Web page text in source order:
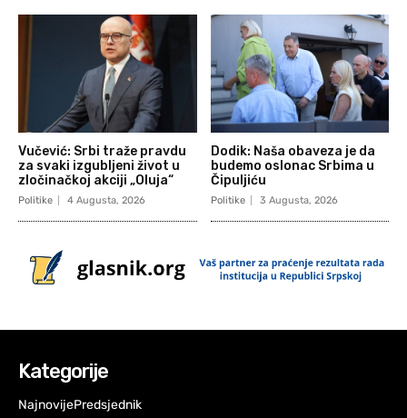
Vučević: Srbi traže pravdu
za svaki izgubljeni život u
zločinačkoj akciji „Oluja“
Politike 4 Augusta, 2026
Dodik: Naša obaveza je da
budemo oslonac Srbima u
Čipuljiću
Politike 3 Augusta, 2026
Kategorije
NajnovijePredsjednik